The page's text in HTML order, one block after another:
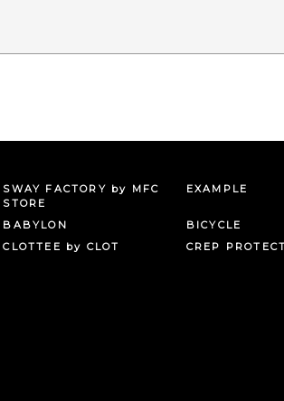
SWAY FACTORY by MFC
STORE
EXAMPLE
BABYLON BICYCLE
CLOTTEE by CLOT CREP PROTECT